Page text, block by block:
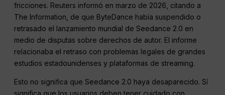
fricciones. Reuters informó en marzo de 2026, citando a
The Information, de que ByteDance había suspendido o
retrasado el lanzamiento mundial de Seedance 2.0 en
medio de disputas sobre derechos de autor. El informe
relacionaba el retraso con problemas legales de grandes
estudios estadounidenses y plataformas de streaming.
Esto no significa que Seedance 2.0 haya desaparecido. Sí